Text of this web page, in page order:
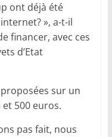
ont déjà été
», a-t-il
financer, avec ces
d’Etat
sur un
500 euros.
pas fait, nous